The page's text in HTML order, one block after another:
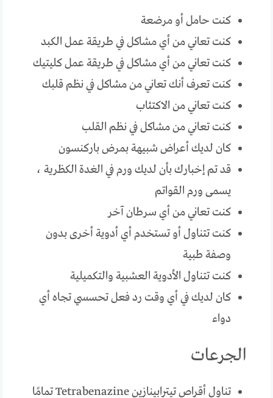
كنت حامل أو مرضعة
كنت تعاني من أي مشاكل في طريقة عمل الكبد
كنت تعاني من أي مشاكل في طريقة عمل كليتيك
كنت تعرف أنك تعاني من مشاكل في نظم قلبك
كنت تعاني من الاكتئاب
كنت تعاني من مشاكل في نظم القلب
كان لديك أعراض شبيهة بمرض باركنسون
قد تم إخبارك بأن لديك ورم في الغدة الكظرية ،
يسمى ورم القواتم
كنت تعاني من أي سرطان آخر
كنت تتناول أو تستخدم أي أدوية أخرى بدون
وصفة طبية
كنت تتناول الأدوية العشبية والتكميلية
كان لديك في أي وقت رد فعل تحسسي تجاه أي
دواء
الجرعات
تناول أقراص تيترابينازين Tetrabenazine تمامًا